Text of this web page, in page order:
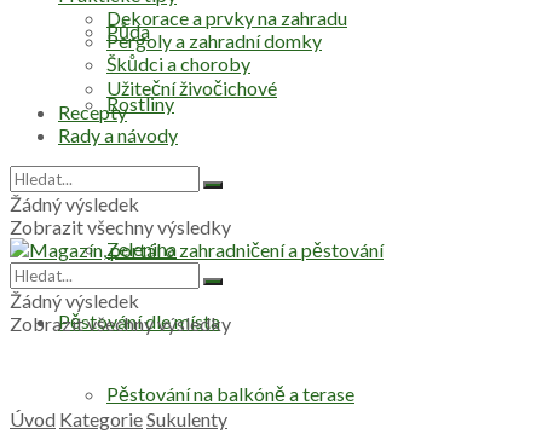
Půda
Rostliny
Zelenina
Pěstování dle místa
Pěstování na balkóně a terase
Dekorace a prvky na zahradu
Pergoly a zahradní domky
Škůdci a choroby
Užiteční živočichové
Recepty
Rady a návody
Žádný výsledek
Zobrazit všechny výsledky
Žádný výsledek
Zobrazit všechny výsledky
Úvod KategorieSukulenty